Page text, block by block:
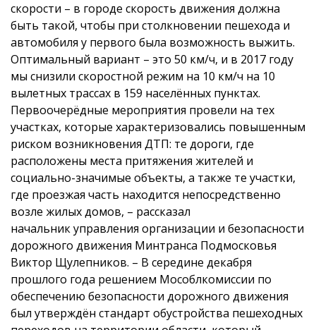
скорости – в городе скорость движения должна
быть такой, чтобы при столкновении пешехода и
автомобиля у первого была возможность выжить.
Оптимальный вариант – это 50 км/ч, и в 2017 году
мы снизили скоростной режим на 10 км/ч на 10
вылетных трассах в 159 населённых пунктах.
Первоочерёдные мероприятия провели на тех
участках, которые характеризовались повышенным
риском возникновения ДТП: те дороги, где
расположены места притяжения жителей и
социально-значимые объекты, а также те участки,
где проезжая часть находится непосредственно
возле жилых домов, – рассказал
начальник управления организации и безопасности
дорожного движения Минтранса Подмосковья
Виктор Щулепников. – В середине декабря
прошлого года решением Мособлкомиссии по
обеспечению безопасности дорожного движения
был утверждён стандарт обустройства пешеходных